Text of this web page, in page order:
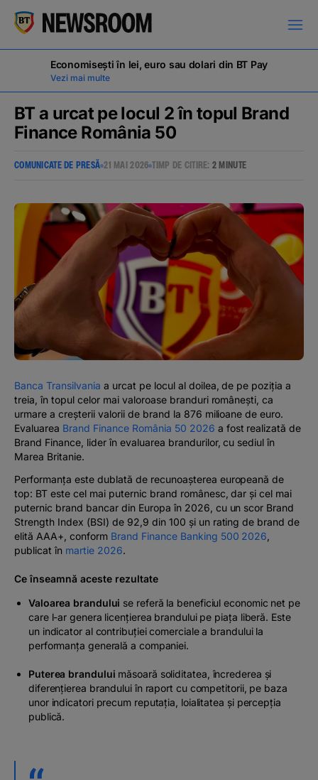
COMUNICATE DE PRESĂ
MILESTONES
NOUTĂȚI
ANUNȚURI
#BTVOICE
BLOG
Economisești în lei, euro sau dolari din BT Pay
Vezi mai multe
BT a urcat pe locul 2 în topul Brand
Finance România 50
COMUNICATE DE PRESĂ 21 MAI 2026 TIMP DE CITIRE: 2 MINUTE
Banca Transilvania a urcat pe locul al doilea, de pe poziția a
treia, în topul celor mai valoroase branduri românești, ca
urmare a creșterii valorii de brand la 876 milioane de euro.
Evaluarea Brand Finance România 50 2026 a fost realizată de
Brand Finance, lider în evaluarea brandurilor, cu sediul în
Marea Britanie.
Performanța este dublată de recunoașterea europeană de
top: BT este cel mai puternic brand românesc, dar și cel mai
puternic brand bancar din Europa în 2026, cu un scor Brand
Strength Index (BSI) de 92,9 din 100 și un rating de brand de
elită AAA+, conform Brand Finance Banking 500 2026
publicat în martie 2026.
Ce înseamnă aceste rezultate
Valoarea brandului se referă la beneficiul economic net pe
care l-ar genera licențierea brandului pe piața liberă. Este
un indicator al contribuției comerciale a brandului la
performanța generală a companiei.
Puterea brandului măsoară soliditatea, încrederea și
diferențierea brandului în raport cu competitorii, pe baza
unor indicatori precum reputația, loialitatea și percepția
publică.